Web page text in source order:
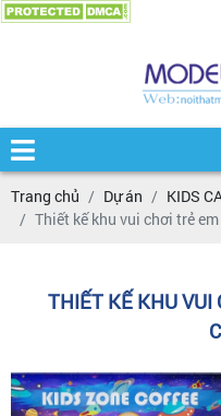
Trang chủ Dự án
KIDS
Thiết kế khu vui chơi trẻ
THIẾT KẾ KHU VUI